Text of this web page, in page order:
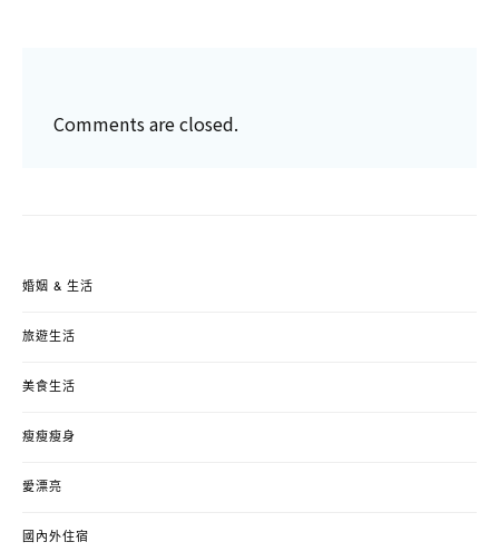
Comments are closed.
婚姻 & 生活
旅遊生活
美食生活
瘦瘦瘦身
愛漂亮
國內外住宿